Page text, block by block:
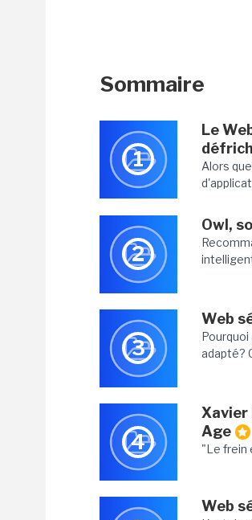
Sommaire
1
Le
Alors
2
Owl,
3
Web
adapté?
4
Xavier
Age
"Le frein
Web